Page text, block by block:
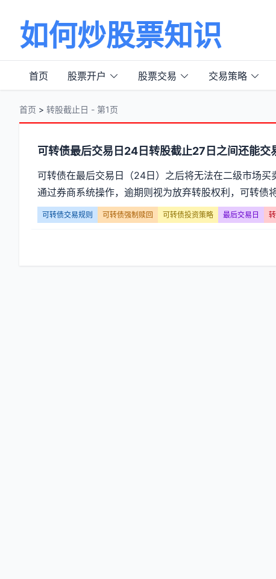
如何炒股票知识
首页 股票开户 股票交易 交易策略
首页 > 转股截止日 - 第1页
分
类
【转
股
可转债最后交易日24日转股截止27日之间还能交
可转债在最后交易日（24日）之后将无法在二级市场
通过券商系统操作，逾期则视为放弃转股权利，可转债
可转债交易规则 可转债强制赎回 可转债投资策略 最后交易日